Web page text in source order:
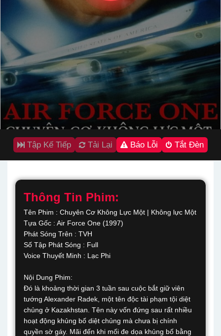
Tập Kế Tiếp Tải Lại Báo Lỗi Tắt Đèn
Thông Tin Phim:
Tên Phim : Chuyên Cơ Không Lực Một | Không lực Một
Tựa Gốc : Air Force One (1997)
Phát Sóng Trên : TVH
Số Tập Phát Sóng : Full
Voice Thuyết Minh : Lạc Phi
Nội Dung Phim:
Đó là khoảng thời gian 3 tuần sau cuộc bắt giữ viên
tướng Alexander Radek, một tên độc tài phạm tội diệt
chủng ở Kazakhstan. Tên này vốn đứng sau rất nhiều
hoạt động khủng bố diệt chủng mà chưa bị chính
quyền sờ gáy. Mãi đến khi mối đe dọa khủng bố bằng